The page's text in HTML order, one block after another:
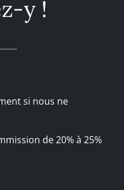
y !
si nous ne
de 20% à 25%